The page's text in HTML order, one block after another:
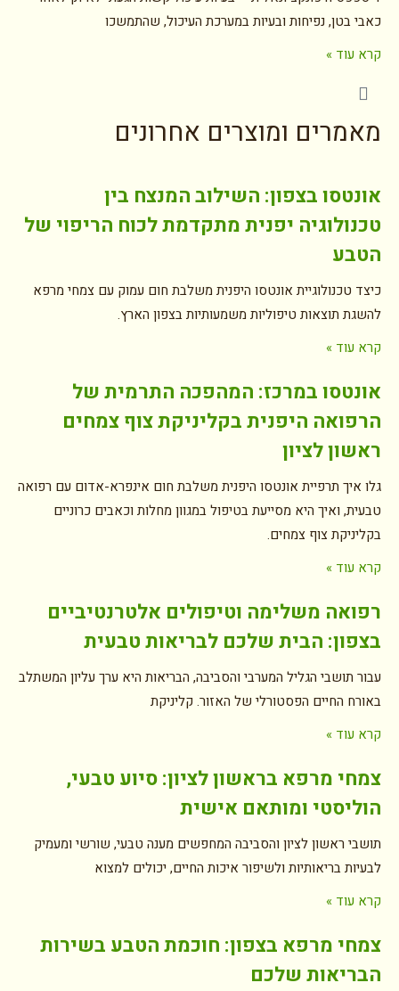
כאבי בטן, נפיחות ובעיות במערכת העיכול, שהתמשכו
קרא עוד »
מאמרים ומוצרים אחרונים
אונטסו בצפון: השילוב המנצח בין
טכנולוגיה יפנית מתקדמת לכוח הריפוי של
הטבע
כיצד טכנולוגיית אונטסו היפנית משלבת חום עמוק עם צמחי מרפא
להשגת תוצאות טיפוליות משמעותיות בצפון הארץ.
קרא עוד »
אונטסו במרכז: המהפכה התרמית של
הרפואה היפנית בקליניקת צוף צמחים
ראשון לציון
גלו איך תרפיית אונטסו היפנית משלבת חום אינפרא-אדום עם רפואה
טבעית, ואיך היא מסייעת בטיפול במגוון מחלות וכאבים כרוניים
בקליניקת צוף צמחים.
קרא עוד »
רפואה משלימה וטיפולים אלטרנטיביים
בצפון: הבית שלכם לבריאות טבעית
עבור תושבי הגליל המערבי והסביבה, הבריאות היא ערך עליון המשתלב
באורח החיים הפסטורלי של האזור. קליניקת
קרא עוד »
צמחי מרפא בראשון לציון: סיוע טבעי,
הוליסטי ומותאם אישית
תושבי ראשון לציון והסביבה המחפשים מענה טבעי, שורשי ומעמיק
לבעיות בריאותיות ולשיפור איכות החיים, יכולים למצוא
קרא עוד »
צמחי מרפא בצפון: חוכמת הטבע בשירות
הבריאות שלכם